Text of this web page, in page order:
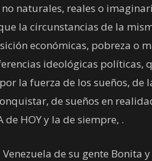
naturales, reales o
la circunstancias de la
económicas, pobreza o
ideológicas políticas,
la fuerza de los sueños, de
de sueños en
de HOY y la de siempre, .
Venezuela de su gente Bonita